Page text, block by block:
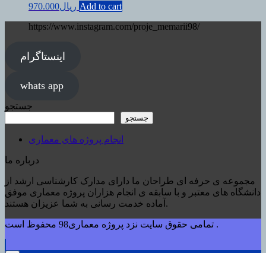
ریال970.000
Add to cart
https://www.instagram.com/proje_memarii98/
اینستاگرام
whats app
جستجو
جستجو
انجام پروژه های معماری
درباره ما
مجموعه ی حرفه ای طراحان ما دارای مدارک کارشناسی ارشد از
دانشگاه های معتبر و با سابقه ی انجام هزاران پروژه معماری موفق
آماده خدمت رسانی به شما عزیزان هستند.
تمامی حقوق سایت نزد پروژه معماری98 محفوظ است .